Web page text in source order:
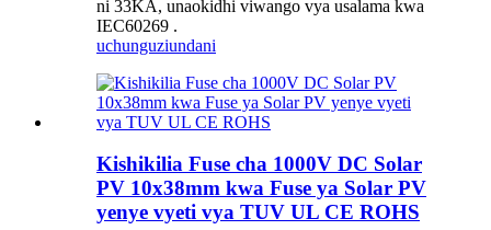
ni 33KA, unaokidhi viwango vya usalama kwa
IEC60269 .
uchunguziundani
Kishikilia Fuse cha 1000V DC Solar
PV 10x38mm kwa Fuse ya Solar PV
yenye vyeti vya TUV UL CE ROHS